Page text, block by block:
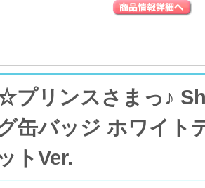
プリンスさまっ♪
缶バッジ ホワイト
トVer.